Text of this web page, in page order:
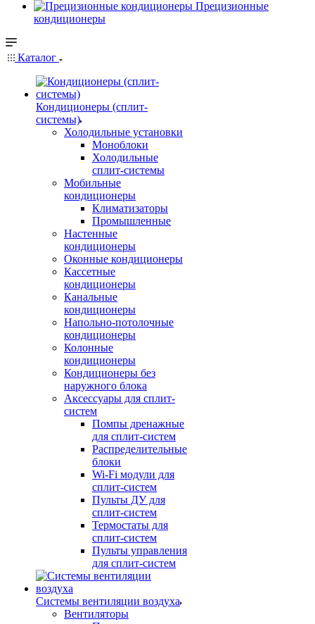
Прецизионные
кондиционеры
Каталог
Кондиционеры (сплит-
системы)
Холодильные установки
Моноблоки
Холодильные
сплит-системы
Мобильные
кондиционеры
Климатизаторы
Промышленные
Настенные
кондиционеры
Оконные кондиционеры
Кассетные
кондиционеры
Канальные
кондиционеры
Напольно-потолочные
кондиционеры
Колонные
кондиционеры
Кондиционеры без
наружного блока
Аксессуары для сплит-
систем
Помпы дренажные
для сплит-систем
Распределительные
блоки
Wi-Fi модули для
сплит-систем
Пульты ДУ для
сплит-систем
Термостаты для
сплит-систем
Пульты управления
для сплит-систем
Системы вентиляции воздуха
Вентиляторы